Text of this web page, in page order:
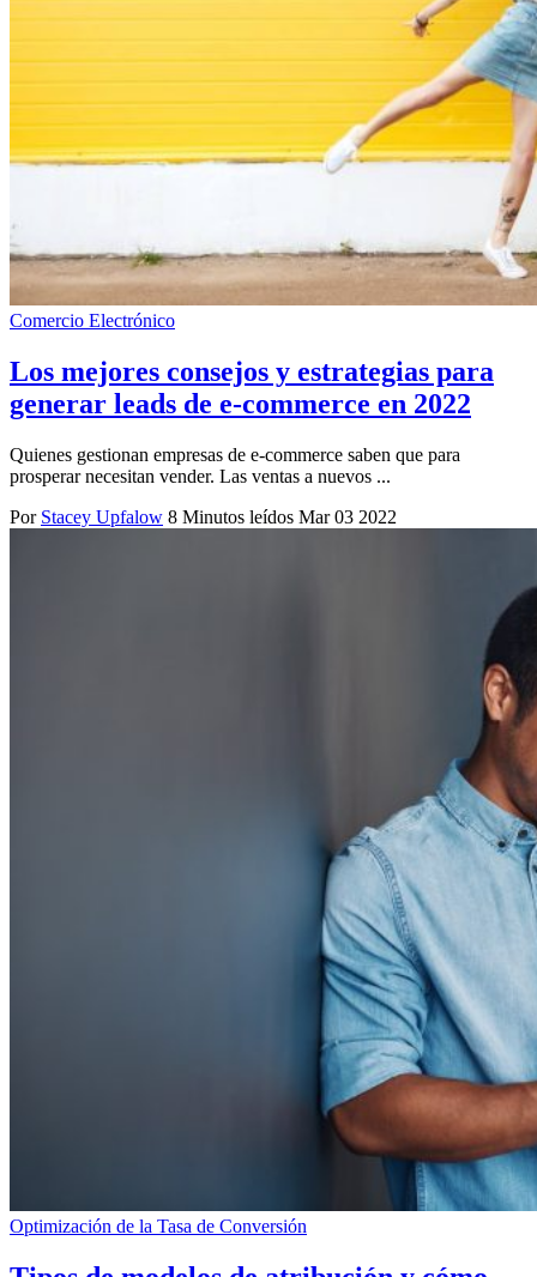
Comercio Electrónico
Los mejores consejos y estrategias para
generar leads de e-commerce en 2022
Quienes gestionan empresas de e-commerce saben que para
prosperar necesitan vender. Las ventas a nuevos ...
Por Stacey Upfalow 8 Minutos leídos Mar 03 2022
Optimización de la Tasa de Conversión